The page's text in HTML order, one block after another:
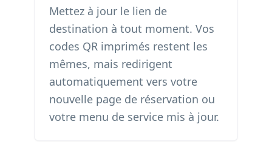
Mettez à jour le lien de
destination à tout moment. Vos
codes QR imprimés restent les
mêmes, mais redirigent
automatiquement vers votre
nouvelle page de réservation ou
votre menu de service mis à jour.